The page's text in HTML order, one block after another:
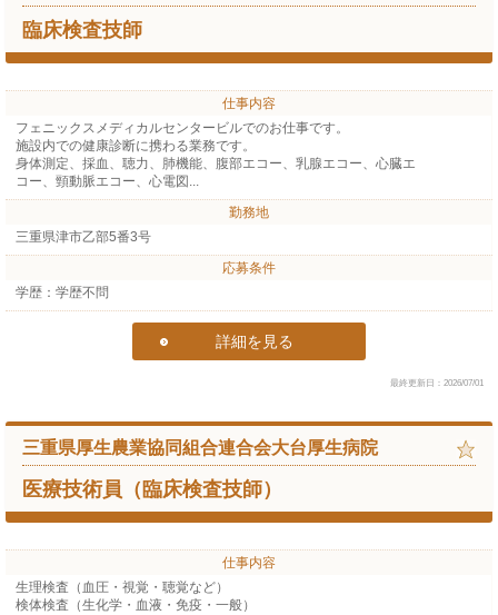
臨床検査技師
仕事内容
フェニックスメディカルセンタービルでのお仕事です。
施設内での健康診断に携わる業務です。
身体測定、採血、聴力、肺機能、腹部エコー、乳腺エコー、心臓エ
コー、頸動脈エコー、心電図...
勤務地
三重県津市乙部5番3号
応募条件
学歴：学歴不問
詳細を見る
最終更新日：2026/07/01
三重県厚生農業協同組合連合会大台厚生病院
医療技術員（臨床検査技師）
仕事内容
生理検査（血圧・視覚・聴覚など）
検体検査（生化学・血液・免疫・一般）